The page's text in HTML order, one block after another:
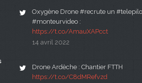
Oxygène Drone #recrute un
#monteurvideo :
https://t.co/AmauXAPcct
14 avril 2022
Drone Ardèche : Chantier FTTH
https://t.co/C8dMRefvzd